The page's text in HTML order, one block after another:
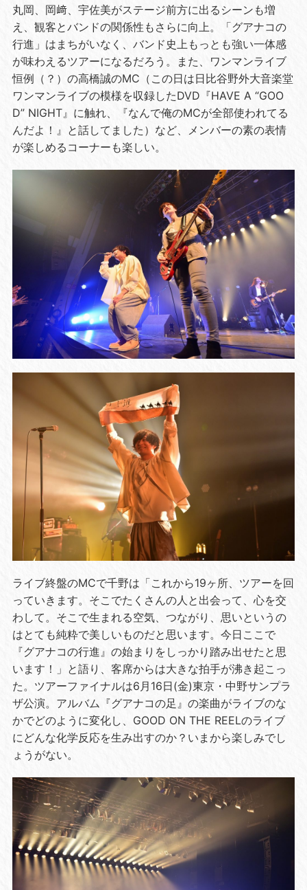
丸岡、岡﨑、宇佐美がステージ前方に出るシーンも増
え、観客とバンドの関係性もさらに向上。「グアナコの
行進」はまちがいなく、バンド史上もっとも強い一体感
が味わえるツアーになるだろう。また、ワンマンライブ
恒例（？）の高橋誠のMC（この日は日比谷野外大音楽堂
ワンマンライブの模様を収録したDVD『HAVE A “GOO
D” NIGHT』に触れ、『なんで俺のMCが全部使われてる
んだよ！』と話してました）など、メンバーの素の表情
が楽しめるコーナーも楽しい。
ライブ終盤のMCで千野は「これから19ヶ所、ツアーを回
っていきます。そこでたくさんの人と出会って、心を交
わして。そこで生まれる空気、つながり、思いというの
はとても純粋で美しいものだと思います。今日ここで
『グアナコの行進』の始まりをしっかり踏み出せたと思
います！」と語り、客席からは大きな拍手が沸き起こっ
た。ツアーファイナルは6月16日(金)東京・中野サンプラ
ザ公演。アルバム『グアナコの足』の楽曲がライブのな
かでどのように変化し、GOOD ON THE REELのライブ
にどんな化学反応を生み出すのか？いまから楽しみでし
ょうがない。